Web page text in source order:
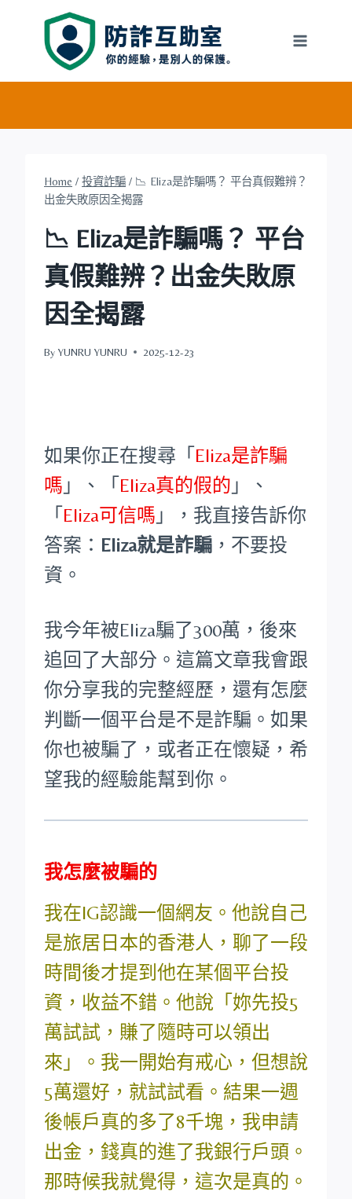
Home / 投資詐騙 / 📉 Eliza是詐騙嗎？ 平台真假難辨？
出金失敗原因全揭露
📉 Eliza是詐騙嗎？ 平台
真假難辨？出金失敗原
因全揭露
By YUNRU YUNRU 2025-12-23
如果你正在搜尋「 Eliza是詐騙
嗎 」、「 Eliza真的假的 」、
「 Eliza可信嗎 」，我直接告訴你
答案： Eliza就是詐騙 ，不要投
資。
我今年被Eliza騙了300萬，後來
追回了大部分。這篇文章我會跟
你分享我的完整經歷，還有怎麼
判斷一個平台是不是詐騙。如果
你也被騙了，或者正在懷疑，希
望我的經驗能幫到你。
我怎麼被騙的
我在IG認識一個網友。他說自己
是旅居日本的香港人，聊了一段
時間後才提到他在某個平台投
資，收益不錯。他說「妳先投5
萬試試，賺了隨時可以領出
來」。我一開始有戒心，但想說
5萬還好，就試試看。結果一週
後帳戶真的多了8千塊，我申請
出金，錢真的進了我銀行戶頭。
那時候我就覺得，這次是真的。